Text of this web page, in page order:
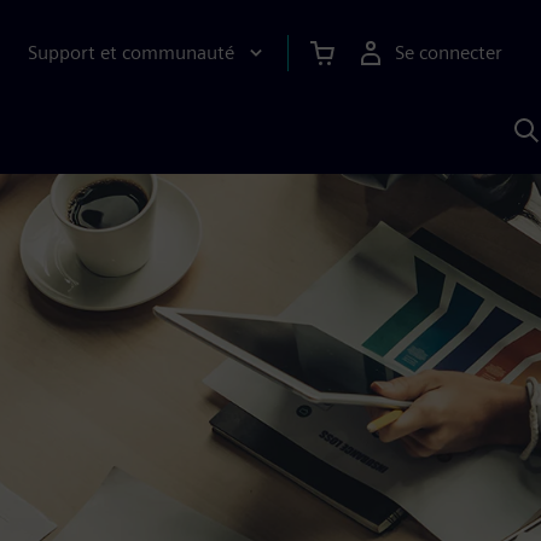
Support et communauté
Se connecter